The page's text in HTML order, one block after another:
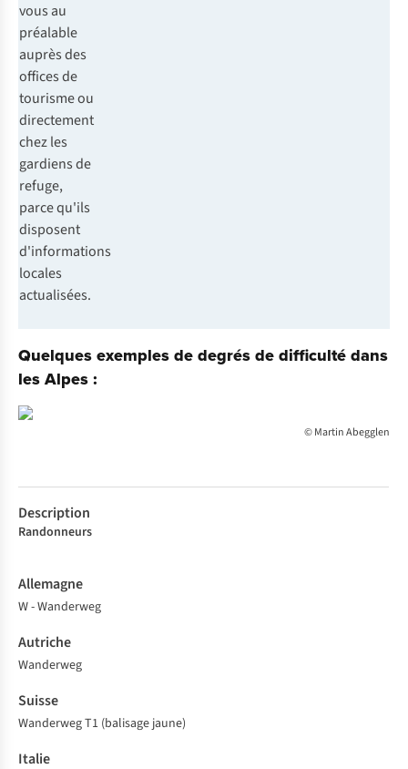
vous au
préalable
auprès des
offices de
tourisme ou
directement
chez les
gardiens de
refuge,
parce qu'ils
disposent
d'informations
locales
actualisées.
Quelques exemples de degrés de difficulté dans
les Alpes :
© Martin Abegglen
ption
gne
Randonneurs
W - Wanderweg
Wanderweg
Wanderweg T1 (balisage jaune)